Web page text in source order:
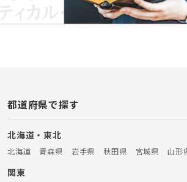
都道府県で探す
北海道・東北
北海道 青森県 岩手県 秋田県 宮城県 山形
関東